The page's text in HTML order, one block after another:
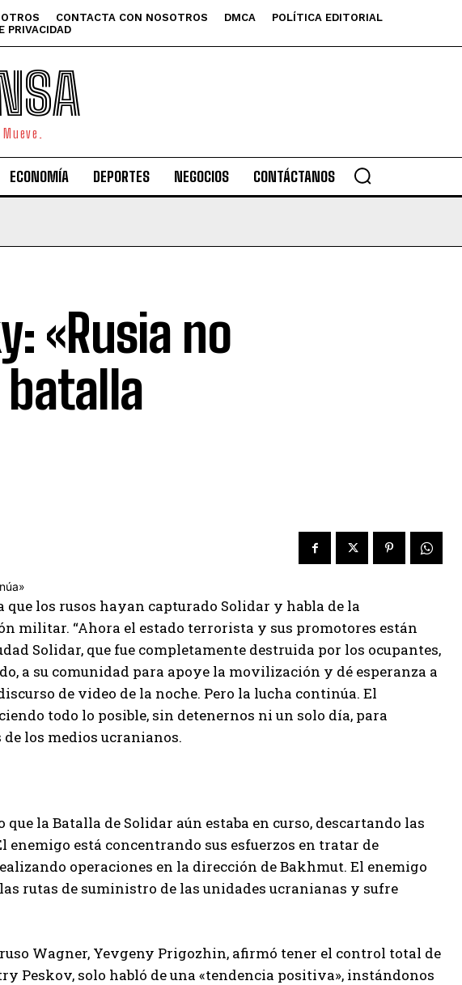
CONTACTA CON NOSOTROS DMCA
POLÍTICA EDITORIAL
PRIVACIDAD
ECONOMÍA DEPORTES NEGOCIOS CONTÁCTANOS
«Rusia no
que los rusos hayan capturado Solidar y habla de la
militar. “Ahora el estado terrorista y sus promotores están
Solidar, que fue completamente destruida por los ocupantes,
a su comunidad para apoye la movilización y dé esperanza a
de video de la noche. Pero la lucha continúa. El
todo lo posible, sin detenernos ni un solo día, para
los medios ucranianos.
la Batalla de Solidar aún estaba en curso, descartando las
está concentrando sus esfuerzos en tratar de
operaciones en la dirección de Bakhmut. El enemigo
rutas de suministro de las unidades ucranianas y sufre
Wagner, Yevgeny Prigozhin, afirmó tener el control total de
Peskov, solo habló de una «tendencia positiva», instándonos